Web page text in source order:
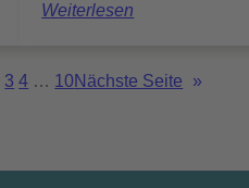
Weiterlesen
3 4 … 10Nächste Seite »